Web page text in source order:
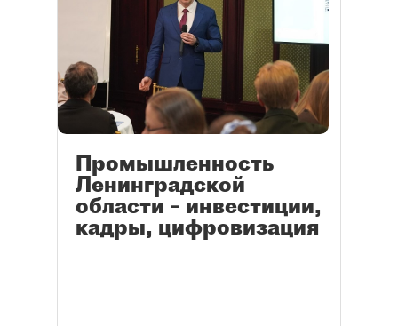
Промышленность
Ленинградской
области – инвестиции,
кадры, цифровизация